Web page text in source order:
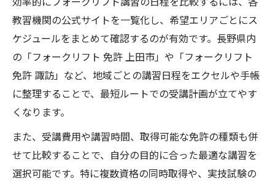
教習機関の公式サイトを一覧化し、希望エリアごとにス
ケジュールをまとめて確認するのが有効です。長野県内
の「フォークリフト 免許 上田市」や「フォークリフト
免許 諏訪」など、地域ごとの講習日程をエクセルや手帳
に整理することで、最短ルートでの受講計画が立てやす
くなります。
また、受講費用や講習時間、取得可能な免許の種類も併
せて比較することで、自分の目的に合った最適な講習を
選択可能です。特に複数資格の同時取得や、実技試験の